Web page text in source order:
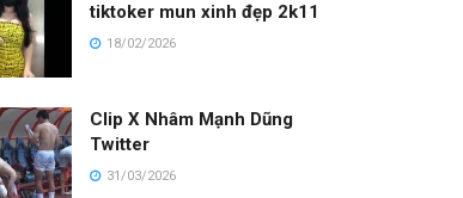
tiktoker mun xinh đẹp 2k11
18/02/2026
Clip X Nhâm Mạnh Dũng
Twitter
31/03/2026